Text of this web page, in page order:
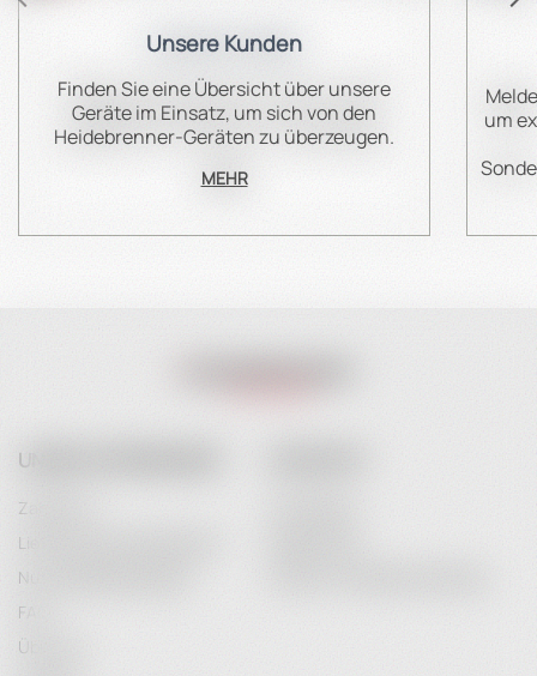
Unsere Kunden
Finden Sie eine Übersicht über unsere
Geräte im Einsatz, um sich von den
Heidebrenner-Geräten zu überzeugen.
MEHR
um
UNSER UNTERNEHMEN
Zahlarten
Lieferung & Versandkosten
Nutzungsbedingungen
FAQ
Über uns